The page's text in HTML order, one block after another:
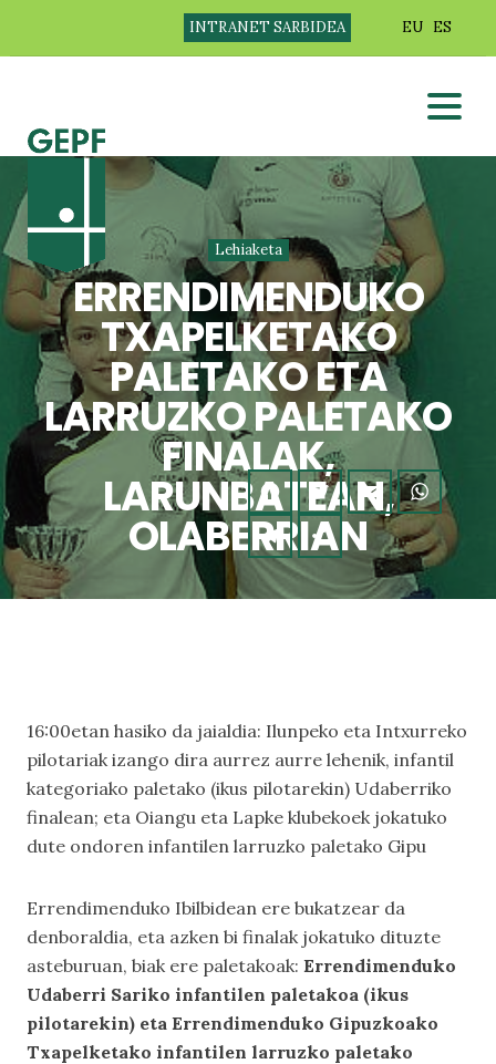
INTRANET SARBIDEA EU ES
Lehiaketa
ERRENDIMENDUKO
TXAPELKETAKO
PALETAKO ETA
LARRUZKO PALETAKO
FINALAK,
LARUNBATEAN,
OLABERRIAN
16:00etan hasiko da jaialdia: Ilunpeko eta Intxurreko
pilotariak izango dira aurrez aurre lehenik, infantil
kategoriako paletako (ikus pilotarekin) Udaberriko
finalean; eta Oiangu eta Lapke klubekoek jokatuko
dute ondoren infantilen larruzko paletako Gipu
Errendimenduko Ibilbidean ere bukatzear da
denboraldia, eta azken bi finalak jokatuko dituzte
asteburuan, biak ere paletakoak: Errendimenduko
Udaberri Sariko infantilen paletakoa (ikus
pilotarekin) eta Errendimenduko Gipuzkoako
Txapelketako infantilen larruzko paletako